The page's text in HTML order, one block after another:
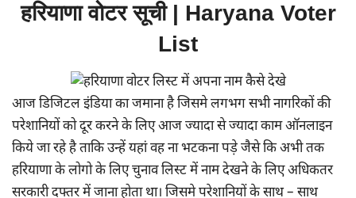
हरियाणा वोटर सूची | Haryana Voter
List
आज डिजिटल इंडिया का जमाना है जिसमे लगभग सभी नागरिकों की
परेशानियों को दूर करने के लिए आज ज्यादा से ज्यादा काम ऑनलाइन
किये जा रहे है ताकि उन्हें यहां वह ना भटकना पड़े जैसे कि अभी तक
हरियाणा के लोगो के लिए चुनाव लिस्ट में नाम देखने के लिए अधिकतर
सरकारी दफ्तर में जाना होता था। जिसमे परेशानियों के साथ – साथ